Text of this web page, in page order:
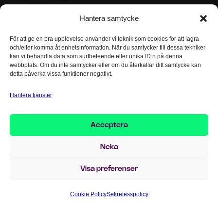
Hantera samtycke
För att ge en bra upplevelse använder vi teknik som cookies för att lagra
och/eller komma åt enhetsinformation. När du samtycker till dessa tekniker
kan vi behandla data som surfbeteende eller unika ID:n på denna
webbplats. Om du inte samtycker eller om du återkallar ditt samtycke kan
detta påverka vissa funktioner negativt.
Hantera tjänster
Acceptera
Neka
Visa preferenser
Cookie PolicySekretesspolicy
Drift & Support
AI
Postadress:
Box 545
101 30 Stockholm
Kontakta oss:
Växel:+46 8 503
124 00
info@implema.se
VisselblåsarpolicyCookiepolicy
Ansvarsfriskrivning
Innehållet är tillgängligt under Creative Commons-licens.